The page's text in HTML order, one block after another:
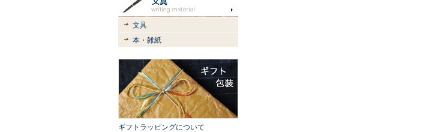
文具
本・雑紙
ギフトラッピングについて